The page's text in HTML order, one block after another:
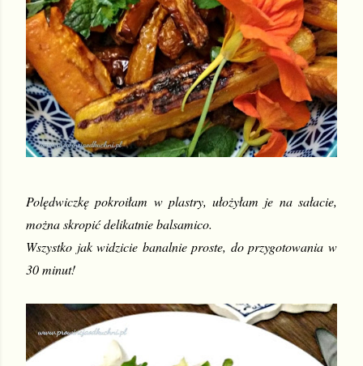
Polędwiczkę pokroiłam w plastry, ułożyłam je na sałacie,
można skropić delikatnie balsamico.
Wszystko jak widzicie banalnie proste, do przygotowania w
30 minut!